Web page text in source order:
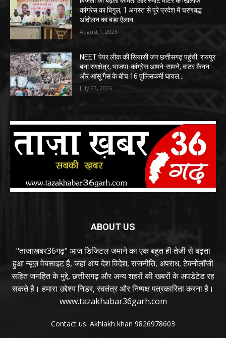
कांग्रेस का बिगुल, 1 अगस्त से पूरे प्रदेश में चरणबद्ध
आंदोलन का बड़ा ऐलान…
August 1, 2026
NEET पेपर लीक की सियासी जंग छत्तीसगढ़ पहुंची: रायपुर
बना रणक्षेत्र, भाजपा-कांग्रेस आमने-सामने, वाटर कैनन
और आंसू गैस के बीच 16 पुलिसकर्मी घायल…
July 23, 2026
ABOUT US
"ताजाखबर36गढ़" आज डिजिटल जमाने का एक बहुत ही तेजी से बढ़ता
हुआ न्यूज़ वेबसाइट है, जहां आप देश विदेश, राजनीति, अपराध, टेक्नोलॉजी
सहित जनहित के मुद्दे, छत्तीसगढ़ और अन्य शहरों की खबरों के अपडेटेड रह
सकते है। हमारा उद्देश्य निडर, स्वतंत्र और निष्पक्ष पत्रकारिता करना है।
www.tazakhabar36garh.com
Contact us: Akhlakh khan 9826978603